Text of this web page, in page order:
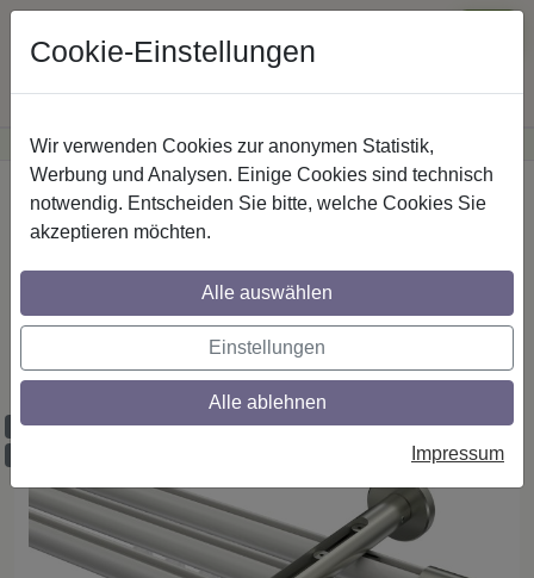
Günstige Versandkosteninnerhalb Österreichs· Sichere Zahlung
Startseite Innenlaufstangen Aluminium / Metall
Gardinenstangen mit Innenlauf aus
Aluminium / Metall in 20 mm Ø, 3-läufig,
Modell SITENO - Zoena Weiß / Edelstahl-
Optik
Maßzuschnitt möglich
Cookie-Einstellungen
Wir verwenden Cookies zur anonymen Statistik,
Werbung und Analysen. Einige Cookies sind technisch
notwendig. Entscheiden Sie bitte, welche Cookies Sie
akzeptieren möchten.
Alle auswählen
Einstellungen
Alle ablehnen
Impressum